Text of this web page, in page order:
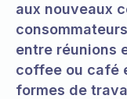
aux nouveaux
entre réunions
coffee ou café
formes de